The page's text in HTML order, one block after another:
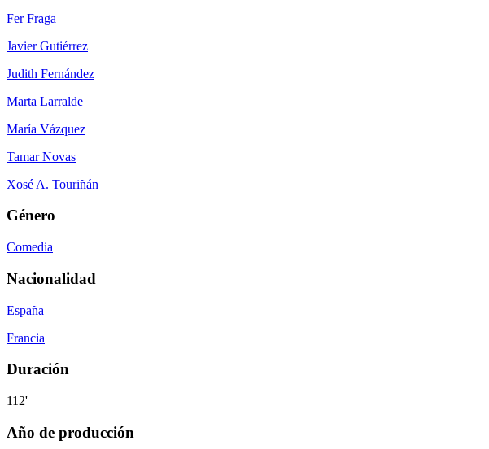
Fer Fraga
Javier Gutiérrez
Judith Fernández
Marta Larralde
María Vázquez
Tamar Novas
Xosé A. Touriñán
Género
Comedia
Nacionalidad
España
Francia
Duración
112'
Año de producción